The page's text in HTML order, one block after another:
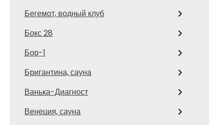
Бегемот, водный клуб
Бокс 28
Бор-1
Бригантина, сауна
Ванька-Диагност
Венеция, сауна